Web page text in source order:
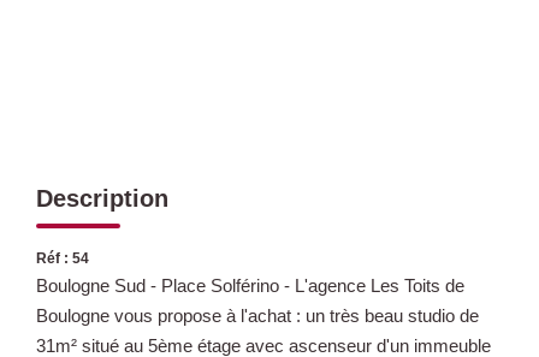
Description
Réf : 54
Boulogne Sud - Place Solférino - L'agence Les Toits de
Boulogne vous propose à l'achat : un très beau studio de
31m² situé au 5ème étage avec ascenseur d'un immeuble